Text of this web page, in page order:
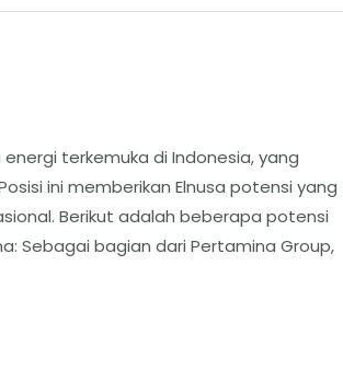
energi terkemuka di Indonesia, yang
ini memberikan Elnusa potensi yang
​Berikut adalah beberapa potensi
Sebagai bagian dari Pertamina Group,